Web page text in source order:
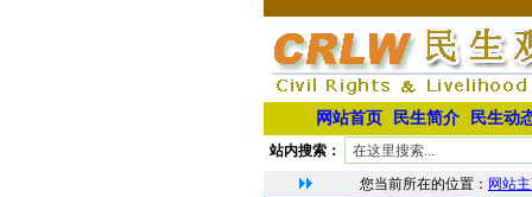
网站首页 民生简介 民生动
站内搜索：
您当前所在的位置： 网站